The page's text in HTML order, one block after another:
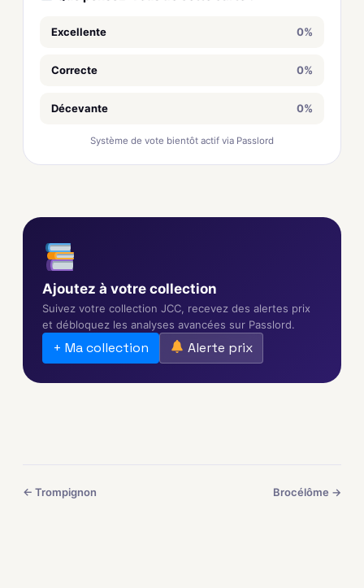
Excellente 0%
Correcte 0%
Décevante 0%
Système de vote bientôt actif via Passlord
Ajoutez à votre collection
Suivez votre collection JCC, recevez des alertes prix
et débloquez les analyses avancées sur Passlord.
+ Ma collection Alerte prix
← Trompignon Brocélôme →